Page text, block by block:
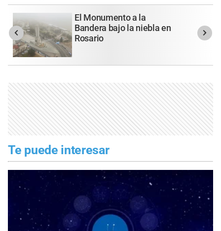
El Monumento a la
Bandera bajo la niebla en
Rosario
Te puede interesar